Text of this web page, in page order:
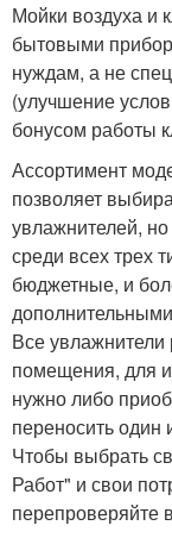
Мойки воздуха и
бытовыми
нуждам, а не
(улучшение
бонусом работы
Ассортимент
позволяет
увлажнителей,
среди всех трех
бюджетные, и
Все увлажнители
помещения, для
нужно либо
переносить один
Чтобы выбрать
Работ" и свои
перепроверяйте